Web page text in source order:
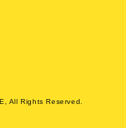
All Rights Reserved.